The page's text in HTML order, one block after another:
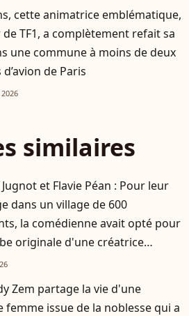
cette animatrice emblématique,
de TF1, a complètement refait sa
une commune à moins de deux
de Paris
similaires
et Flavie Péan : Pour leur
dans un village de 600
la comédienne avait opté pour
originale d'une créatrice
Zem partage la vie d'une
femme issue de la noblesse qui a